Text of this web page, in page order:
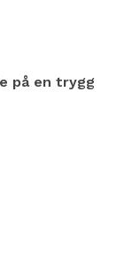
på en trygg